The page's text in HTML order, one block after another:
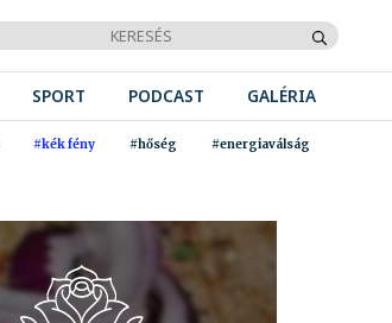
SPORT PODCAST GALÉRIA
#kék fény #hőség #energiaválság